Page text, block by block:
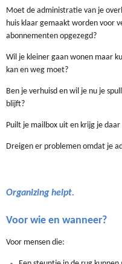
Moet de administratie van je
huis klaar gemaakt worden voor
abonnementen opgezegd?
Wil je kleiner gaan wonen maar
kan en weg moet?
Ben je verhuisd en wil je nu je
blijft?
Puilt je mailbox uit en krijg je daar
Dreigen er problemen omdat je
Organizing helpt.
Voor wie en wanneer?
Voor mensen die: